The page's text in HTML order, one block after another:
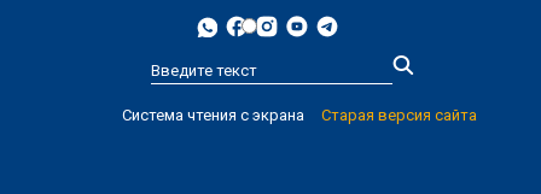
more
Система чтения с экрана Старая версия сайта